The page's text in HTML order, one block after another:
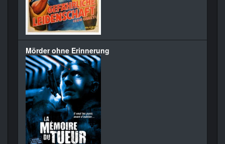
Mörder ohne Erinnerung